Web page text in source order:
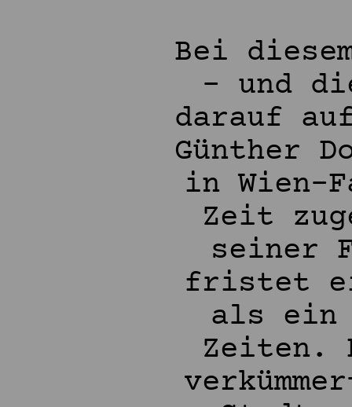
Bei
- und
darauf
Günther
in Wien-
Zeit
seiner
fristet
als ein
Zeiten.